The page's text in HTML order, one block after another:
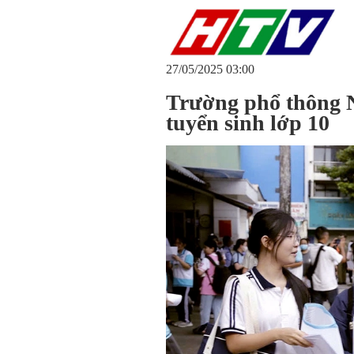
27/05/2025 03:00
Trường phổ thông
tuyển sinh lớp 10